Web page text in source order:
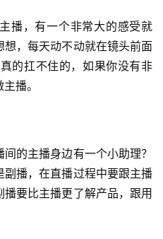
播，有一个非常大的感受就
，每天动不动就在镜头前面
的扛不住的，如果你没有非
播。
的主播身边有一个小助理？
副播，在直播过程中要跟主播
要比主播更了解产品，跟用